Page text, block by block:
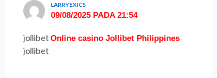
LARRYEXICS
09/08/2025 PADA 21:54
jollibetOnline casino Jollibet Philippines
jollibet